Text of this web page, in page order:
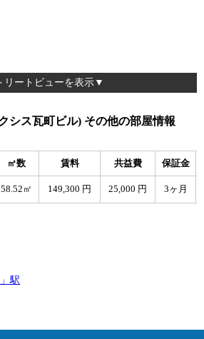
リートビューを表示▼
シス瓦町ビル) その他の部屋情報
㎡数 賃料 共益費 保証金
58.52㎡ 149,300 円 25,000 円 3ヶ月
」駅